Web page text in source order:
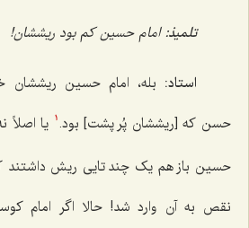
تلمیذ:امام حسین کم بود ریششان!
استاد: بله، امام حسین ریششان
حسن که [ریششان پُر پشت] بود. 1
یا اصلاً
حسین باز هم یک چند تایی ریش داشتند
نقص به آن وارد شد! حالا اگر امام